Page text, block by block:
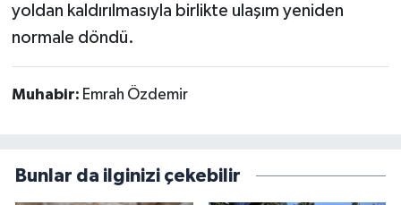
yoldan kaldırılmasıyla birlikte ulaşım yeniden
normale döndü.
Muhabir: Emrah Özdemir
Bunlar da ilginizi çekebilir